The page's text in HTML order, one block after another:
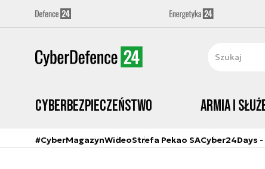
Cyberbezpieczeństwo Armia i
#CyberMagazynWideoStrefa Pekao SACyber24Days